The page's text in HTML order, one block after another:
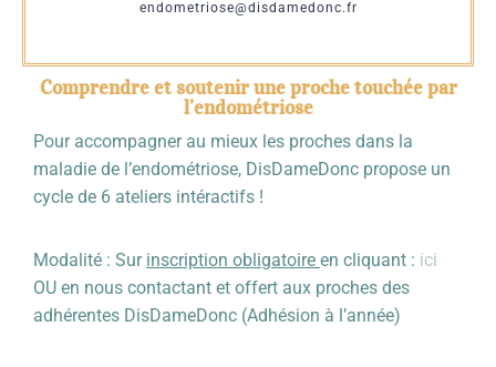
endometriose@disdamedonc.fr
Comprendre et soutenir une proche touchée par
l’endométriose
Pour accompagner au mieux les proches dans la
maladie de l’endométriose, DisDameDonc propose un
cycle de 6 ateliers intéractifs !
Modalité : Sur inscription obligatoire en cliquant : ici
OU en nous contactant et offert aux proches des
adhérentes DisDameDonc (Adhésion à l’année)